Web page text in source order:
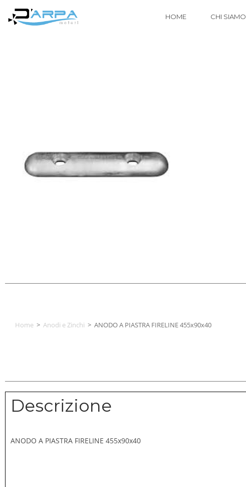
HOME CHI SIAMO
Home > Anodi e Zinchi > ANODO A PIASTRA FIRELINE 455x90x40
Descrizione
ANODO A PIASTRA FIRELINE 455x90x40